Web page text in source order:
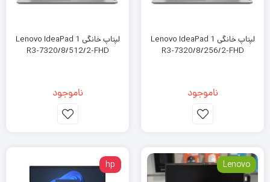
لپتاپ خانگی Lenovo IdeaPad 1
R3-7320/8/256/2-FHD
ناموجود
لپتاپ خانگی Lenovo IdeaPad 1
R3-7320/8/512/2-FHD
ناموجود
Lenovo
hp